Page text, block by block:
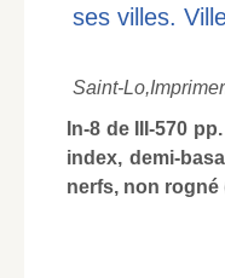
ses villes.
Saint-Lo,
In-8 de III-570
index, demi-
nerfs, non rogné